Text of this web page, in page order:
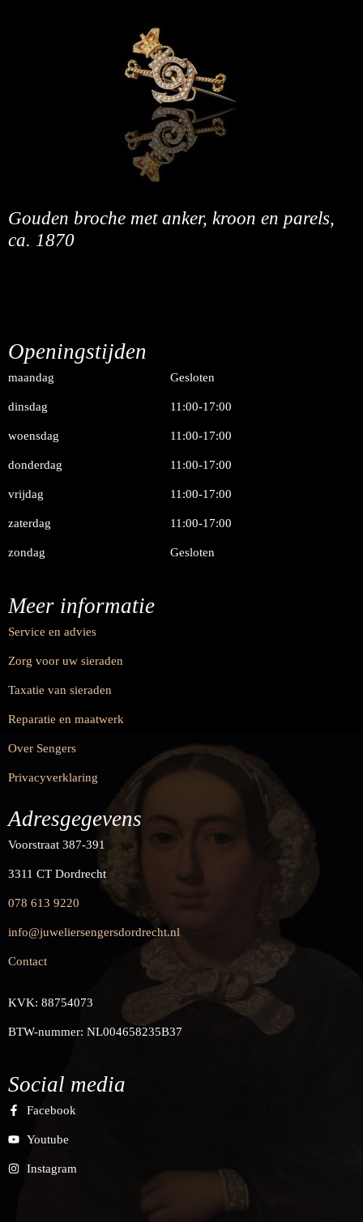
Gouden broche met anker, kroon en parels,
ca. 1870
Openingstijden
maandag Gesloten
dinsdag 11:00-17:00
woensdag 11:00-17:00
donderdag 11:00-17:00
vrijdag 11:00-17:00
zaterdag 11:00-17:00
zondag Gesloten
Meer informatie
Service en advies
Zorg voor uw sieraden
Taxatie van sieraden
Reparatie en maatwerk
Over Sengers
Privacyverklaring
Adresgegevens
Voorstraat 387-391
3311 CT Dordrecht
078 613 9220
info@juweliersengersdordrecht.nl
Contact
KVK: 88754073
BTW-nummer: NL004658235B37
Social media
Facebook
Youtube
Instagram